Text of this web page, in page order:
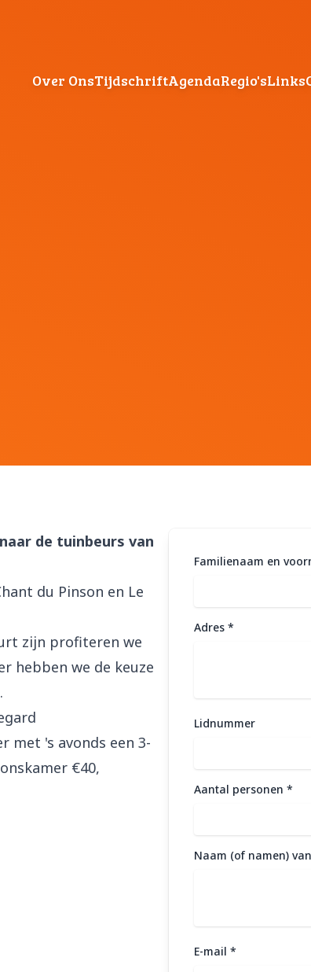
Over OnsTijdschriftAgendaRegio'sLinks
de tuinbeurs van
du Pinson en Le
zijn profiteren we
hebben we de keuze
met 's avonds een 3-
€40,
Familienaam en
Adres *
Lidnummer
Aantal personen *
Naam (of namen)
E-mail *